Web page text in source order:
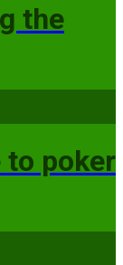
the
to poker